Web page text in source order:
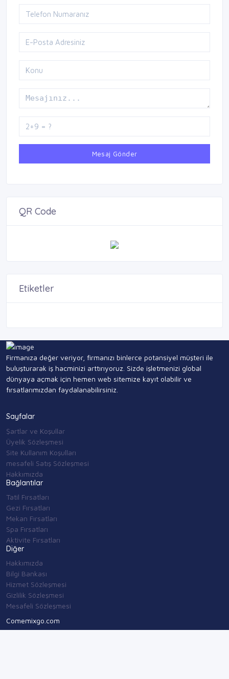
Mesaj Gönder
QR Code
Etiketler
Firmanıza değer veriyor, firmanızı binlerce potansiyel müşteri ile
buluşturarak iş hacminizi arttırıyoruz. Sizde işletmenizi global
dünyaya açmak için hemen web sitemize kayıt olabilir ve
fırsatlarımızdan faydalanabilirsiniz.
Sayfalar
Şartlar ve Koşullar
Üyelik Sözleşmesi
Site Kullanım Koşulları
mesafeli Satış Sözleşmesi
Hakkımızda
Bağlantılar
Tatil Fırsatları
Gezi Fırsatları
Mekan Fırsatları
Spa Fırsatları
Aktivite Fırsatları
Diğer
Hakkımızda
Bilgi Bankası
Hizmet Sözleşmesi
Gizlilik Sözleşmesi
Mesafeli Sözleşmesi
Comemixgo.com